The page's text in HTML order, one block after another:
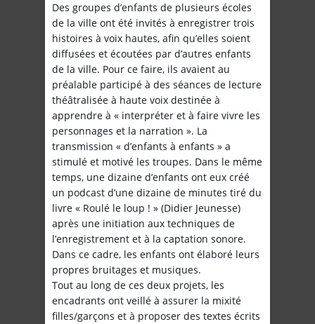
Des groupes d’enfants de plusieurs écoles
de la ville ont été invités à enregistrer trois
histoires à voix hautes, afin qu’elles soient
diffusées et écoutées par d’autres enfants
de la ville. Pour ce faire, ils avaient au
préalable participé à des séances de lecture
théâtralisée à haute voix destinée à
apprendre à « interpréter et à faire vivre les
personnages et la narration ». La
transmission « d’enfants à enfants » a
stimulé et motivé les troupes. Dans le même
temps, une dizaine d’enfants ont eux créé
un podcast d’une dizaine de minutes tiré du
livre « Roulé le loup ! » (Didier Jeunesse)
après une initiation aux techniques de
l’enregistrement et à la captation sonore.
Dans ce cadre, les enfants ont élaboré leurs
propres bruitages et musiques.
Tout au long de ces deux projets, les
encadrants ont veillé à assurer la mixité
filles/garçons et à proposer des textes écrits